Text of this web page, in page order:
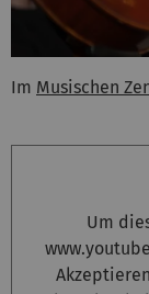
Im Musischen
Um